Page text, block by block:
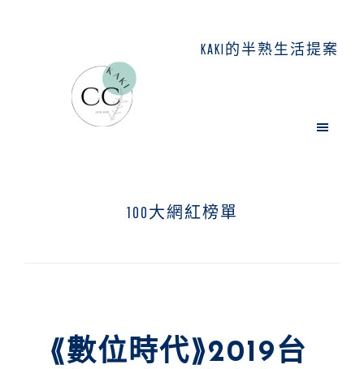
KAKI的半熟生活提案
100大網紅榜單
⟪數位時代⟫2019台